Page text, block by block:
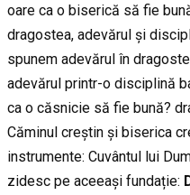
oare ca o biserică să fie
dragostea, adevărul și
spunem adevărul în
adevărul printr-o disciplină
ca o căsnicie să fie bună?
Căminul creștin și biserica
instrumente: Cuvântul lui
zidesc pe aceeași fundație: